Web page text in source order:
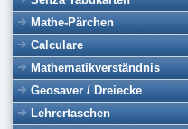
Mathe-Pärchen
Calculare
Mathematikverständnis
Geosaver / Dreiecke
Lehrertaschen